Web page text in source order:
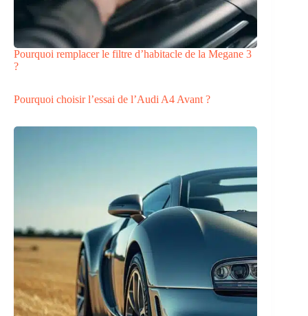
Pourquoi remplacer le filtre d’habitacle de la Megane 3
?
Pourquoi choisir l’essai de l’Audi A4 Avant ?